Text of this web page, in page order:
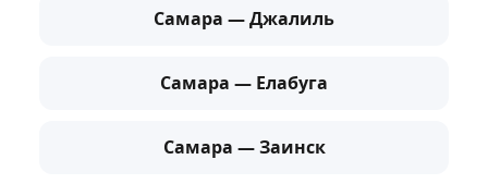
Самара — Джалиль
Самара — Елабуга
Самара — Заинск